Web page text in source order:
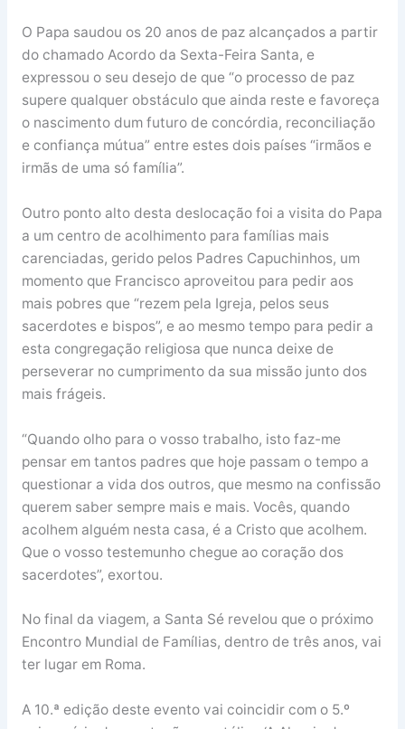
O Papa saudou os 20 anos de paz alcançados a partir
do chamado Acordo da Sexta-Feira Santa, e
expressou o seu desejo de que “o processo de paz
supere qualquer obstáculo que ainda reste e favoreça
o nascimento dum futuro de concórdia, reconciliação
e confiança mútua” entre estes dois países “irmãos e
irmãs de uma só família”.
Outro ponto alto desta deslocação foi a visita do Papa
a um centro de acolhimento para famílias mais
carenciadas, gerido pelos Padres Capuchinhos, um
momento que Francisco aproveitou para pedir aos
mais pobres que “rezem pela Igreja, pelos seus
sacerdotes e bispos”, e ao mesmo tempo para pedir a
esta congregação religiosa que nunca deixe de
perseverar no cumprimento da sua missão junto dos
mais frágeis.
“Quando olho para o vosso trabalho, isto faz-me
pensar em tantos padres que hoje passam o tempo a
questionar a vida dos outros, que mesmo na confissão
querem saber sempre mais e mais. Vocês, quando
acolhem alguém nesta casa, é a Cristo que acolhem.
Que o vosso testemunho chegue ao coração dos
sacerdotes”, exortou.
No final da viagem, a Santa Sé revelou que o próximo
Encontro Mundial de Famílias, dentro de três anos, vai
ter lugar em Roma.
A 10.ª edição deste evento vai coincidir com o 5.º